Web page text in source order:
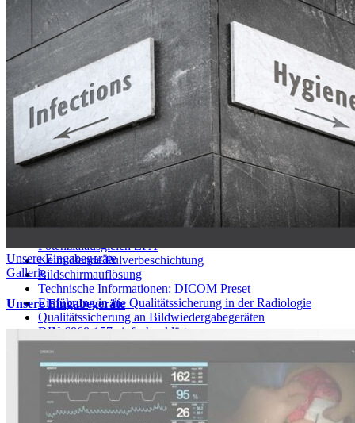
Unsere Eingabegeräte
Gallerie
Unsere Eingabegeräte
Service
Kontaktformular
Karriere
AGB
Teamviewer
Downloads und Treiber
Technologie
Medizin IT und Hygiene
Display Kalibration und Abgleich
Potenzialausgleich ZPA
Keimtötende Pulverbeschichtung
Bildschirmauflösung
Technische Informationen: DICOM Preset
Einführung in die Qualitätssicherung in der Radiologie
Qualitätssicherung an Bildwiedergabegeräten
DIN 6868-157 einfach erklärt
DIN 6868-159 – Abnahme- und Konstanzprüfung in der
Teleradiologie
Teleradiologie im Fokus: Trends, Regularien und die Rolle
der JVC-Befundmonitore